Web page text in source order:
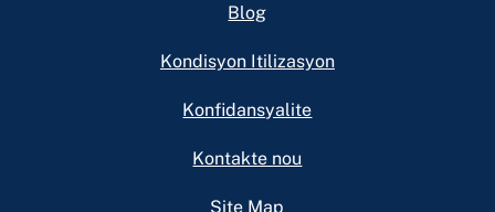
Blog
Kondisyon Itilizasyon
Konfidansyalite
Kontakte nou
Site Map